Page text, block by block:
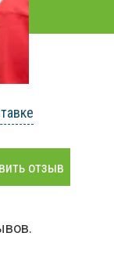
отзыв